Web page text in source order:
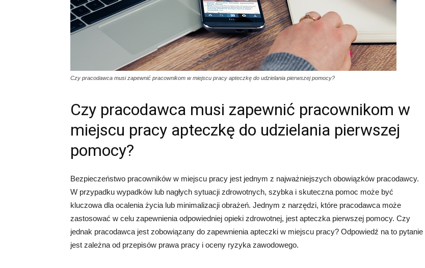
Czy pracodawca musi zapewnić pracownikom w miejscu pracy apteczkę do udzielania pierwszej pomocy?
Czy pracodawca musi zapewnić pracownikom w
miejscu pracy apteczkę do udzielania pierwszej
pomocy?
Bezpieczeństwo pracowników w miejscu pracy jest jednym z najważniejszych obowiązków pracodawcy.
W przypadku wypadków lub nagłych sytuacji zdrowotnych, szybka i skuteczna pomoc może być
kluczowa dla ocalenia życia lub minimalizacji obrażeń. Jednym z narzędzi, które pracodawca może
zastosować w celu zapewnienia odpowiedniej opieki zdrowotnej, jest apteczka pierwszej pomocy. Czy
jednak pracodawca jest zobowiązany do zapewnienia apteczki w miejscu pracy? Odpowiedź na to pytanie
jest zależna od przepisów prawa pracy i oceny ryzyka zawodowego.